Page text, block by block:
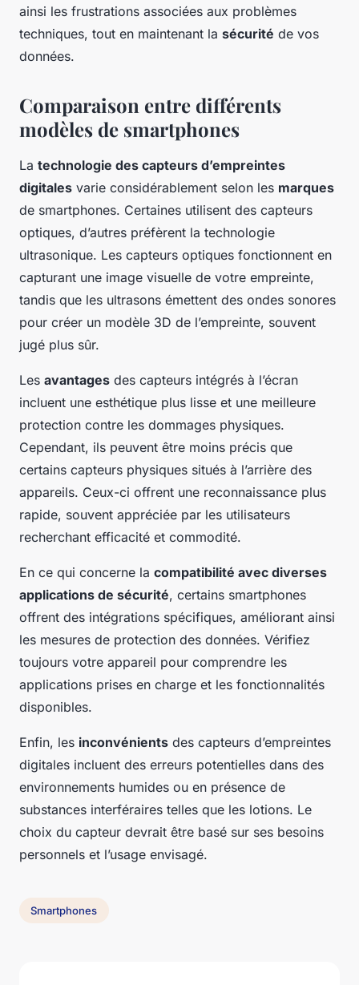
ainsi les frustrations associées aux problèmes
techniques, tout en maintenant la sécurité de vos
données.
Comparaison entre différents
modèles de smartphones
La technologie des capteurs d’empreintes
digitales varie considérablement selon les marques
de smartphones. Certaines utilisent des capteurs
optiques, d’autres préfèrent la technologie
ultrasonique. Les capteurs optiques fonctionnent en
capturant une image visuelle de votre empreinte,
tandis que les ultrasons émettent des ondes sonores
pour créer un modèle 3D de l’empreinte, souvent
jugé plus sûr.
Les avantages des capteurs intégrés à l’écran
incluent une esthétique plus lisse et une meilleure
protection contre les dommages physiques.
Cependant, ils peuvent être moins précis que
certains capteurs physiques situés à l’arrière des
appareils. Ceux-ci offrent une reconnaissance plus
rapide, souvent appréciée par les utilisateurs
recherchant efficacité et commodité.
En ce qui concerne la compatibilité avec diverses
applications de sécurité, certains smartphones
offrent des intégrations spécifiques, améliorant ainsi
les mesures de protection des données. Vérifiez
toujours votre appareil pour comprendre les
applications prises en charge et les fonctionnalités
disponibles.
Enfin, les inconvénients des capteurs d’empreintes
digitales incluent des erreurs potentielles dans des
environnements humides ou en présence de
substances interféraires telles que les lotions. Le
choix du capteur devrait être basé sur ses besoins
personnels et l’usage envisagé.
Smartphones